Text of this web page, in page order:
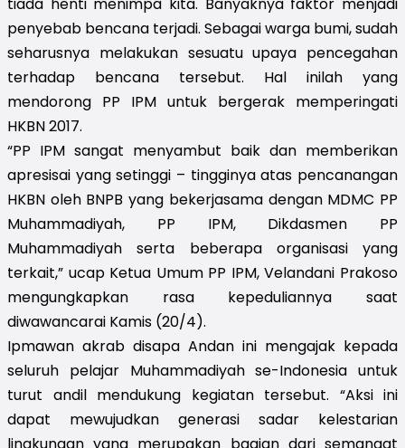
penyebab bencana terjadi. Sebagai warga bumi, sudah
seharusnya melakukan sesuatu upaya pencegahan
terhadap bencana tersebut. Hal inilah yang
mendorong PP IPM untuk bergerak memperingati
HKBN 2017.
“PP IPM sangat menyambut baik dan memberikan
apresisai yang setinggi – tingginya atas pencanangan
HKBN oleh BNPB yang bekerjasama dengan MDMC PP
Muhammadiyah, PP IPM, Dikdasmen PP
Muhammadiyah serta beberapa organisasi yang
terkait,” ucap Ketua Umum PP IPM, Velandani Prakoso
mengungkapkan rasa kepeduliannya saat
diwawancarai Kamis (20/4).
Ipmawan akrab disapa Andan ini mengajak kepada
seluruh pelajar Muhammadiyah se-Indonesia untuk
turut andil mendukung kegiatan tersebut. “Aksi ini
dapat mewujudkan generasi sadar kelestarian
lingkungan yang merupakan bagian dari semangat